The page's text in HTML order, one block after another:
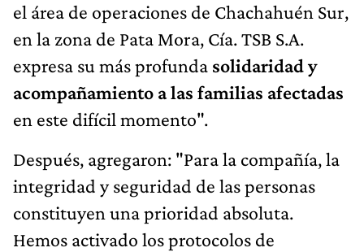
el área de operaciones de Chachahuén Sur,
en la zona de Pata Mora, Cía. TSB S.A.
expresa su más profunda solidaridad y
acompañamiento a las familias afectadas
en este difícil momento".
Después, agregaron: "Para la compañía, la
integridad y seguridad de las personas
constituyen una prioridad absoluta.
Hemos activado los protocolos de